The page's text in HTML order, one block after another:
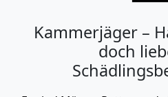
Kammerjäger –
doch